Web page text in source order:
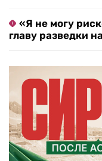
«Я не могу
главу разведки